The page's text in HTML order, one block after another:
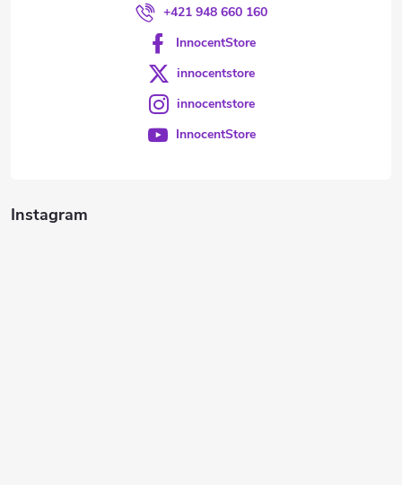
Instagram
+421 948 660 160
InnocentStore
innocentstore
innocentstore
InnocentStore